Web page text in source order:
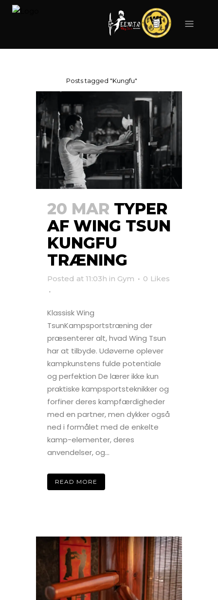
Posts tagged "Kungfu"
20 MAR TYPER
AF WING TSUN
KUNGFU
TRÆNING
Posted at 11:03h in Gym 0 Likes
Klassisk Wing
TsunKampsportstræning der
præsenterer alt, hvad Wing Tsun
har at tilbyde. Udøverne oplever
kampkunstens fulde potentiale
og perfektion De lærer ikke kun
praktiske kampsportsteknikker og
forfiner deres kampfærdigheder
med en partner, men dykker også
ned i formålet med de enkelte
kamp-elementer, deres
anvendelser, og...
READ MORE